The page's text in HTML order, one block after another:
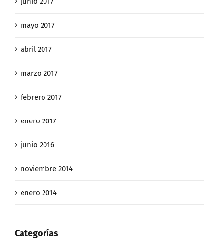
mayo 2017
abril 2017
marzo 2017
febrero 2017
enero 2017
junio 2016
noviembre 2014
enero 2014
Categorías